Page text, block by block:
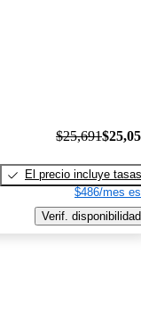
$25,691
El precio incluye tasas
$486/mes
Verif. disponibilidad